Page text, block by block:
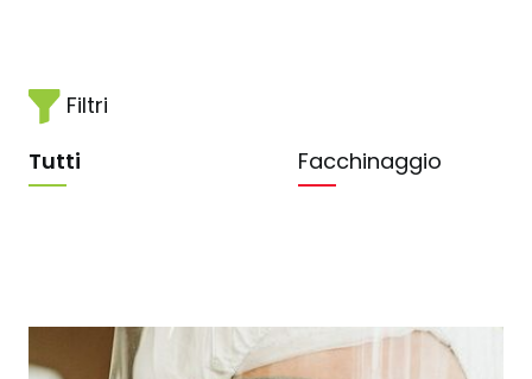
Filtri
Tutti
Facchinaggio